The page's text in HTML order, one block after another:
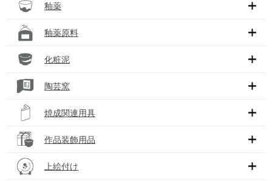
釉薬
釉薬原料
化粧泥
陶芸窯
焼成関連用具
作品装飾用品
上絵付け